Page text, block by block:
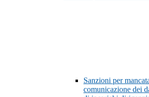
Sanzioni per
comunicazione dei